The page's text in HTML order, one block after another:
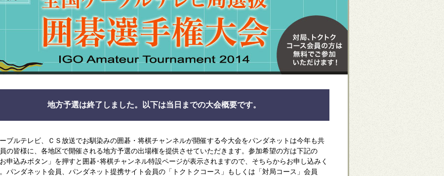
地方予選は終了しました。以下は当日までの大会概要です。
ブルテレビ、ＣＳ放送でお馴染みの囲碁・将棋チャンネルが開催する今大会をパンダネットは今年も共
の皆様に、各地区で開催される地方予選の出場権を提供させていただきます。参加希望の方は下記の
お申込みボタン」を押すと囲碁･将棋チャンネル特設ページが表示されますので、そちらからお申し込みく
パンダネット会員、パンダネット提携サイト会員の「トクトクコース」もしくは「対局コース」会員